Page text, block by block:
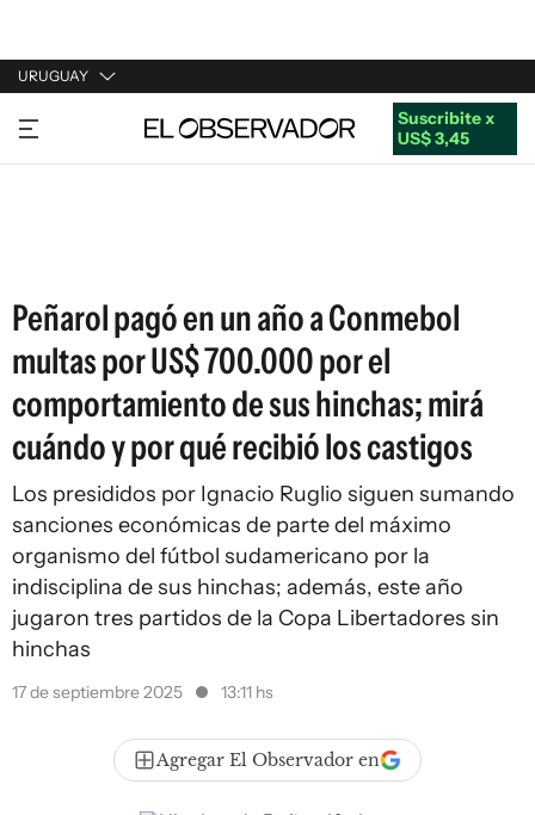
URUGUAY
URUGUAY
ARGENTINA
Suscribite x
US$ 3,45
Peñarol pagó en un año a Conmebol
multas por US$ 700.000 por el
comportamiento de sus hinchas; mirá
cuándo y por qué recibió los castigos
Los presididos por Ignacio Ruglio siguen sumando
sanciones económicas de parte del máximo
organismo del fútbol sudamericano por la
indisciplina de sus hinchas; además, este año
jugaron tres partidos de la Copa Libertadores sin
hinchas
17 de septiembre 2025 13:11 hs
Agregar El Observador en